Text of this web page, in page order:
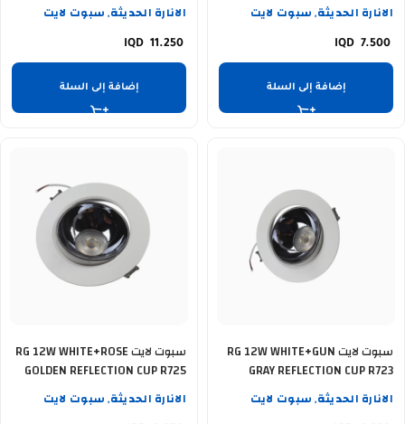
الانارة الحديثة, سبوت لايت
7.500
إضافة إلى السلة
الانارة الحديثة, سبوت لايت
11.250
إضافة إلى السلة
سبوت لايت RG 12W WHITE+GUN
GRAY REFLECTION CUP R723
الانارة الحديثة, سبوت لايت
سبوت لايت RG 12W WHITE+ROSE
GOLDEN REFLECTION CUP R725
الانارة الحديثة, سبوت لايت